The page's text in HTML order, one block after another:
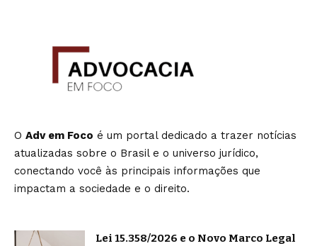
O Adv em Foco é um portal dedicado a trazer notícias
atualizadas sobre o Brasil e o universo jurídico,
conectando você às principais informações que
impactam a sociedade e o direito.
Lei 15.358/2026 e o Novo Marco Legal